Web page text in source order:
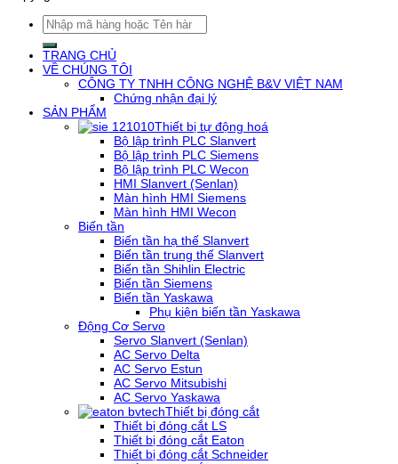
Tìm
kiếm:
TRANG CHỦ
VỀ CHÚNG TÔI
CÔNG TY TNHH CÔNG NGHỆ B&V VIỆT NAM
Chứng nhận đại lý
SẢN PHẨM
Thiết bị tự động hoá
Bộ lập trình PLC Slanvert
Bộ lập trình PLC Siemens
Bộ lập trình PLC Wecon
HMI Slanvert (Senlan)
Màn hình HMI Siemens
Màn hình HMI Wecon
Biến tần
Biến tần hạ thế Slanvert
Biến tần trung thế Slanvert
Biến tần Shihlin Electric
Biến tần Siemens
Biến tần Yaskawa
Phụ kiện biến tần Yaskawa
Động Cơ Servo
Servo Slanvert (Senlan)
AC Servo Delta
AC Servo Estun
AC Servo Mitsubishi
AC Servo Yaskawa
Thiết bị đóng cắt
Thiết bị đóng cắt LS
Thiết bị đóng cắt Eaton
Thiết bị đóng cắt Schneider